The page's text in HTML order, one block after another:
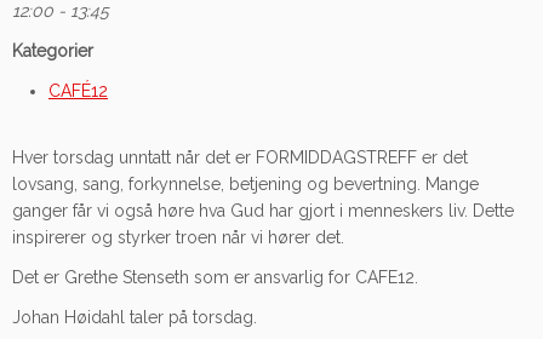
12:00 - 13:45
Kategorier
CAFÉ12
Hver torsdag unntatt når det er FORMIDDAGSTREFF er det
lovsang, sang, forkynnelse, betjening og bevertning. Mange
ganger får vi også høre hva Gud har gjort i menneskers liv. Dette
inspirerer og styrker troen når vi hører det.
Det er Grethe Stenseth som er ansvarlig for CAFE12.
Johan Høidahl taler på torsdag.